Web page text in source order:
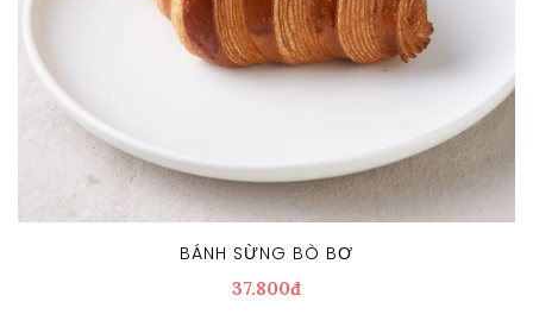
BÁNH SỪNG BÒ BƠ
37.800đ